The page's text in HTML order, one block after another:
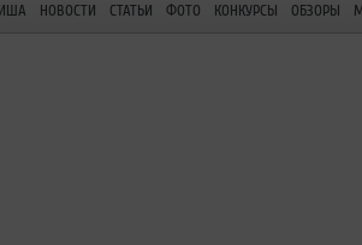
НОВОСТИ СТАТЬИ ФОТО КОНКУРСЫ ОБЗОРЫ